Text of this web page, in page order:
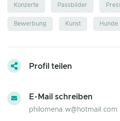
Konzerte Passbilder
Bewerbung Kunst Hunde
Profil teilen
E-Mail schreiben
philomena.w@hotmail.com